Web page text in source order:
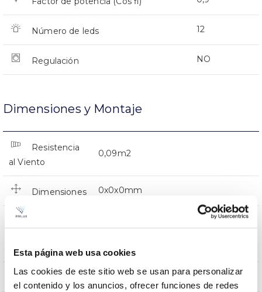
Esta página web usa cookies
Las cookies de este sitio web se usan para personalizar
el contenido y los anuncios, ofrecer funciones de redes
Número de leds 12
Regulación NO
Dimensiones y Montaje
Resistencia
al Viento
0,09m2
Dimensiones 0x0x0mm
Posición de
Montaje en Brazo,Montaje en
Punta
Empalmable NO